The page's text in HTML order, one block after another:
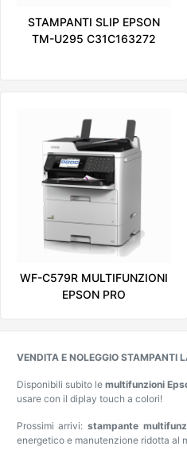
STAMPANTI SLIP EPSON
TM-U295 C31C163272
WF-C579R MULTIFUNZIONI
EPSON PRO
VENDITA E NOLEGGIO STAMPANTI
Disponibili subito le multifunzioni
usare con il diplay touch a colori!
Prossimi arrivi: stampante
energetico e manutenzione ridotta al